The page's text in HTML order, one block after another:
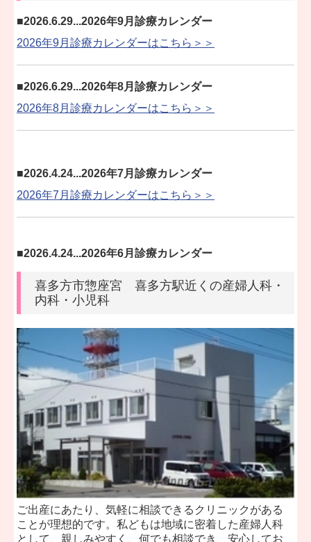
■2026.6.29...2026年9月診療カレンダー
2026年9月診療カレンダーはこちら＞＞
■2026.6.29...2026年8月診療カレンダー
2026年8月診療カレンダーはこちら＞＞
■2026.4.24...2026年7月診療カレンダー
2026年7 月診療カレンダーはこちら＞＞
■2026.4.24...2026年6月診療カレンダー
2026年6
■2026.2.25...2026年5月診療カレンダー
2026年5月診療カレンダーはこちら＞＞
■2026.2.25...2026年4月診療カレンダー
2026年4
月診療カレンダーはこちら＞＞
■2026.1.16...2026年3月診療カレンダー
2026年3月診療 カレンダーはこちら＞＞
喜多方市惣座宮 喜多方駅近くの産婦人科・
内科・小児科
ご出産にあたり、気軽に相談できるクリニックがある
ことが理想的です。私どもは地域に密着した産婦人科
として、親しみやすく、何でも相談でき、安心してお